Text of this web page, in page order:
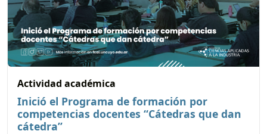
Actividad académica
Inició el Programa de formación por
competencias docentes “Cátedras que dan
cátedra”